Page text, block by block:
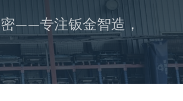
专注钣金智造，成就品质